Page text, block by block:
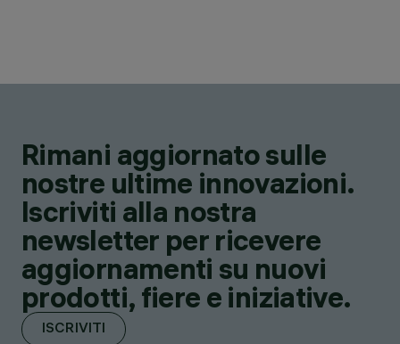
Rimani aggiornato sulle
nostre ultime innovazioni.
Iscriviti alla nostra
newsletter per ricevere
aggiornamenti su nuovi
prodotti, fiere e iniziative.
ISCRIVITI